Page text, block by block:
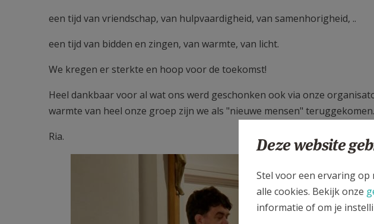
een tijd van vriendschap, van hulpvaardigheid, van samenhorigheid, ..
een tijd van bidden en zingen, van warmte, van licht.
We kregen er sterkte en hoop voor de toekomst!
Heel dankbaar voor al wat ons werd geschonken ook via onze
warmte van heel onze groep zijn we als "nieuwe mensen" teruggekomen.
Ria.
Deze website
Stel voor een ervaring
alle cookies. Bekijk onze
informatie of om je